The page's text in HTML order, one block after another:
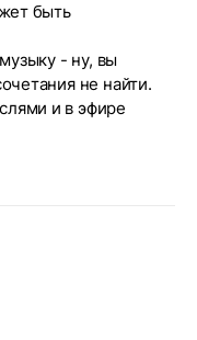
быть
- ну, вы
не найти.
и в эфире